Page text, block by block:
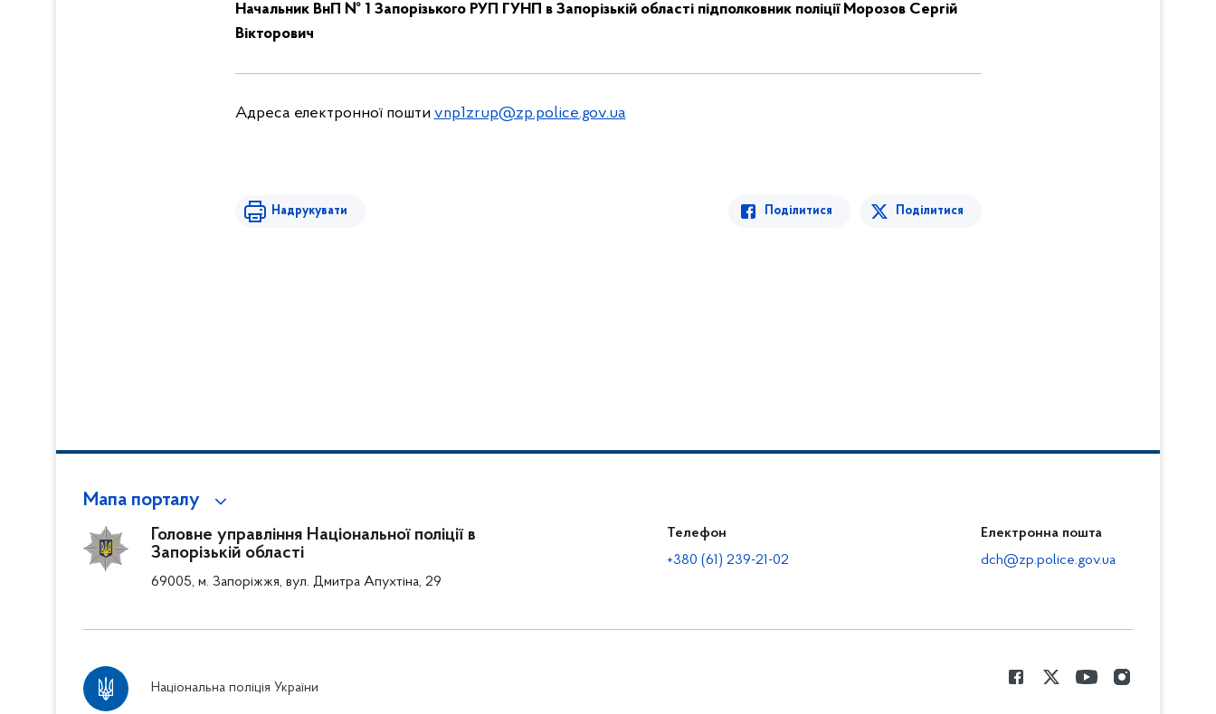
Начальник ВнП № 1 Запорізького РУП ГУНП в Запорізькій області підполковник поліції Морозов Сергій
Вікторович
Адреса електронної пошти vnp1zrup@zp.police.gov.ua
Надрукувати Поділитися Поділитися
Мапа порталу
Головне управління Національної поліції в
Запорізькій області
69005, м. Запоріжжя, вул. Дмитра Апухтіна, 29
Телефон
+380 (61) 239-21-02
Електронна пошта
dch@zp.police.gov.ua
Національна поліція України